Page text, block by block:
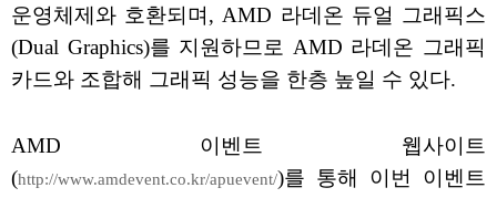
운영체제와 호환되며, AMD 라데온 듀얼 그래픽스
(Dual Graphics)를 지원하므로 AMD 라데온 그래픽
카드와 조합해 그래픽 성능을 한층 높일 수 있다.
AMD 이벤트 웹사이트
(http://www.amdevent.co.kr/apuevent/)를 통해 이번 이벤트